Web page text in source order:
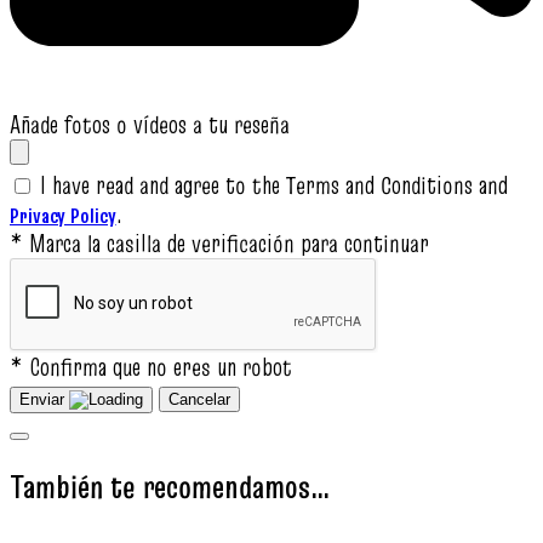
Añade fotos o vídeos a tu reseña
I have read and agree to the Terms and Conditions and
Privacy Policy.
* Marca la casilla de verificación para continuar
* Confirma que no eres un robot
Enviar Cancelar
También te recomendamos…